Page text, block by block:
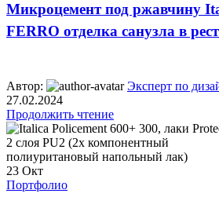
Микроцемент под ржавчину
FERRO отделка санузла в
Автор:
Эксперт по
27.02.2024
Продолжить чтение
23 Окт
Портфолио